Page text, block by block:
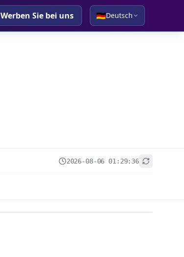
Werben Sie bei uns 🇩🇪Deutsch
2026-08-06 01:29:36